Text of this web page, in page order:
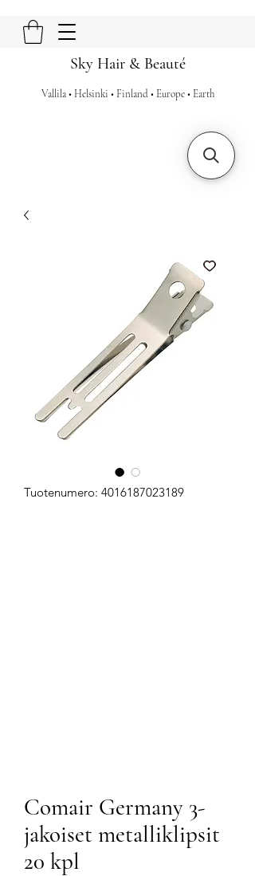
Sky Hair & Beauté
Vallila • Helsinki • Finland • Europe • Earth
Tuotenumero: 4016187023189
Comair Germany 3-
jakoiset metalliklipsit
20 kpl